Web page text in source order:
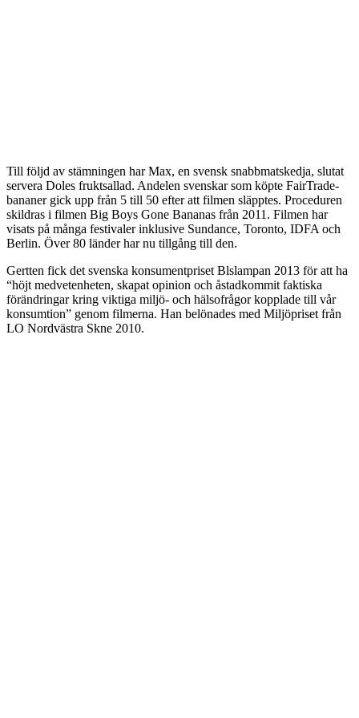
Till följd av stämningen har Max, en svensk snabbmatskedja, slutat
servera Doles fruktsallad. Andelen svenskar som köpte FairTrade-
bananer gick upp från 5 till 50 efter att filmen släpptes. Proceduren
skildras i filmen Big Boys Gone Bananas från 2011. Filmen har
visats på många festivaler inklusive Sundance, Toronto, IDFA och
Berlin. Över 80 länder har nu tillgång till den.
Gertten fick det svenska konsumentpriset Blslampan 2013 för att ha
“höjt medvetenheten, skapat opinion och åstadkommit faktiska
förändringar kring viktiga miljö- och hälsofrågor kopplade till vår
konsumtion” genom filmerna. Han belönades med Miljöpriset från
LO Nordvästra Skne 2010.